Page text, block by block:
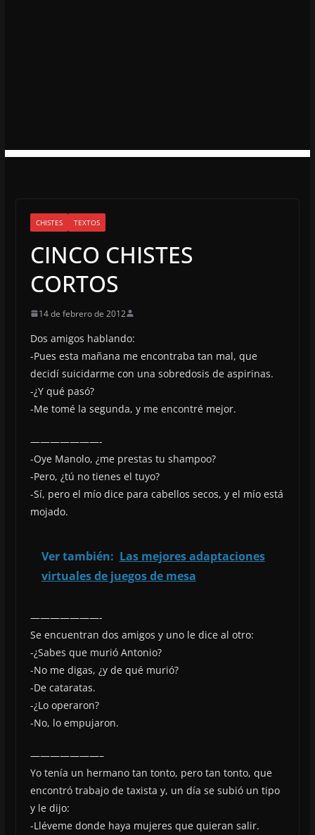
CHISTES TEXTOS
CINCO CHISTES
CORTOS
14 de febrero de 2012
Dos amigos hablando:
-Pues esta mañana me encontraba tan mal, que
decidí suicidarme con una sobredosis de aspirinas.
-¿Y qué pasó?
-Me tomé la segunda, y me encontré mejor.
———————-
-Oye Manolo, ¿me prestas tu shampoo?
-Pero, ¿tú no tienes el tuyo?
-Sí, pero el mío dice para cabellos secos, y el mío está
mojado.
Ver también: Las mejores adaptaciones
virtuales de juegos de mesa
———————-
Se encuentran dos amigos y uno le dice al otro:
-¿Sabes que murió Antonio?
-No me digas, ¿y de qué murió?
-De cataratas.
-¿Lo operaron?
-No, lo empujaron.
———————–
Yo tenía un hermano tan tonto, pero tan tonto, que
encontró trabajo de taxista y, un día se subió un tipo
y le dijo:
-Lléveme donde haya mujeres que quieran salir.